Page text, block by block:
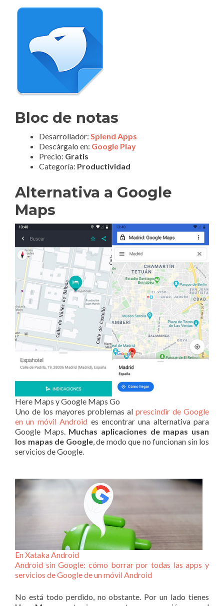
Bloc de notas
Desarrollador: Splend Apps
Descárgalo en: Google Play
Precio: Gratis
Categoría: Productividad
Alternativa a Google
Maps
Here Maps y Google Maps Go
Uno de los mayores problemas al prescindir de Google
en un móvil Android es encontrar una alternativa para
Google Maps. Muchas aplicaciones de mapas usan
los mapas de Google, de modo que no funcionan sin los
servicios de Google.
En Xataka Android
Android sin Google: cómo borrar por todas las apps y
servicios de Google de un móvil Android
No está todo perdido, no obstante. Por un lado tienes